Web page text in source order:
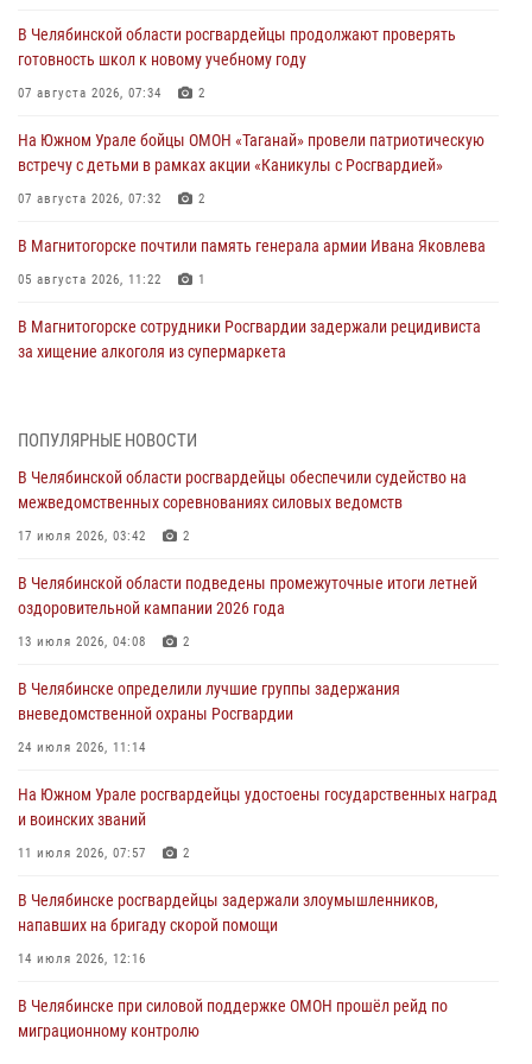
В Челябинской области росгвардейцы продолжают проверять
готовность школ к новому учебному году
07 августа 2026, 07:34 2
На Южном Урале бойцы ОМОН «Таганай» провели патриотическую
встречу с детьми в рамках акции «Каникулы с Росгвардией»
07 августа 2026, 07:32 2
В Магнитогорске почтили память генерала армии Ивана Яковлева
05 августа 2026, 11:22 1
В Магнитогорске сотрудники Росгвардии задержали рецидивиста
за хищение алкоголя из супермаркета
На Южном Урале спецназ Росгвардии провел военно-полевые
Росгвардейцы задержали трёх магазинных воров в Челябинске
На Южном Урале сотрудники Росгвардии задержали
подозреваемого в совершении убийства
В Челябинской области росгвардейцами по горячим следам
задержан подозреваемый в грабеже
ПОПУЛЯРНЫЕ НОВОСТИ
В Челябинской области росгвардейцы обеспечили судейство на
межведомственных соревнованиях силовых ведомств
17 июля 2026, 03:42 2
В Челябинской области подведены промежуточные итоги летней
оздоровительной кампании 2026 года
13 июля 2026, 04:08 2
В Челябинске определили лучшие группы задержания
вневедомственной охраны Росгвардии
24 июля 2026, 11:14
На Южном Урале росгвардейцы удостоены государственных наград
и воинских званий
11 июля 2026, 07:57 2
В Челябинске росгвардейцы задержали злоумышленников,
напавших на бригаду скорой помощи
14 июля 2026, 12:16
В Челябинске при силовой поддержке ОМОН прошёл рейд по
миграционному контролю